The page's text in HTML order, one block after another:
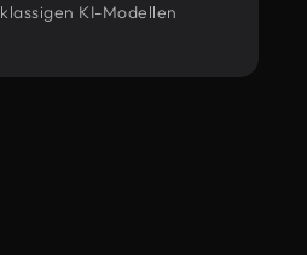
KI-Modellen